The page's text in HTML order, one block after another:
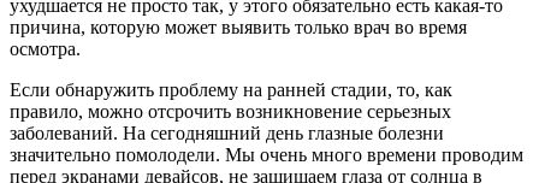
ухудшается не просто так, у этого обязательно есть какая-то
причина, которую может выявить только врач во время
осмотра.
Если обнаружить проблему на ранней стадии, то, как
правило, можно отсрочить возникновение серьезных
заболеваний. На сегодняшний день глазные болезни
значительно помолодели. Мы очень много времени проводим
перед экранами девайсов, не защищаем глаза от солнца в